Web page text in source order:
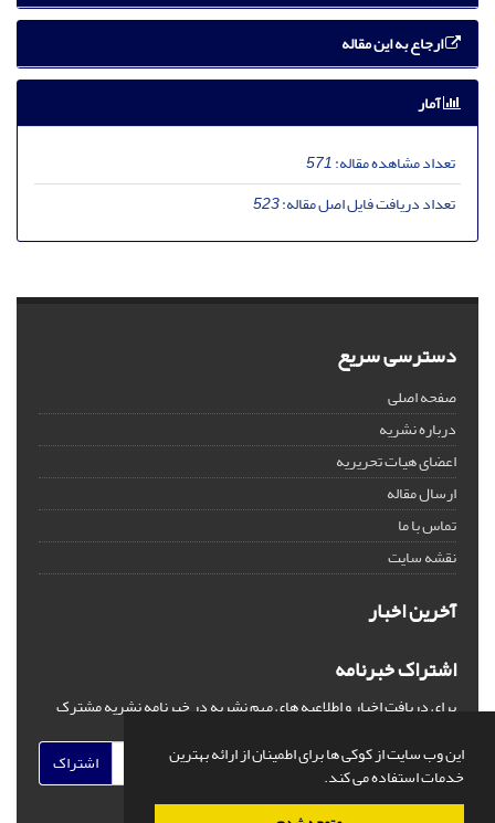
این وب سایت از کوکی ها برای اطمینان از ارائه بهترین
خدمات استفاده می کند.
ارجاع به این مقاله
آمار
تعداد مشاهده مقاله:571
تعداد دریافت فایل اصل مقاله:523
دسترسی سریع
صفحه اصلی
درباره نشریه
اعضای هیات تحریریه
ارسال مقاله
تماس با ما
نقشه سایت
آخرین اخبار
اشتراک خبرنامه
برای دریافت اخبار و اطلاعیه های مهم نشریه در خبرنامه نشریه مشترک
اشتراک